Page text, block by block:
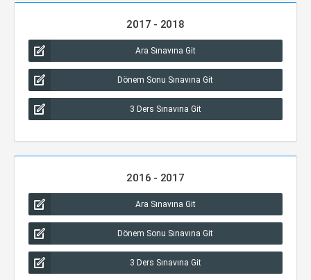
2017 - 2018
Ara Sınavına Git
Dönem Sonu Sınavına Git
3 Ders Sınavına Git
2016 - 2017
Ara Sınavına Git
Dönem Sonu Sınavına Git
3 Ders Sınavına Git